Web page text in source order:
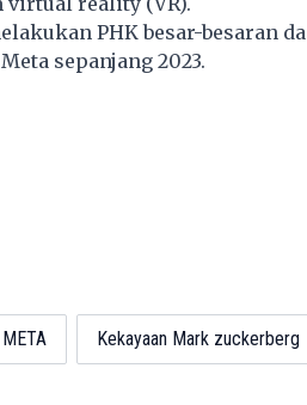
PHK besar-besaran
sepanjang 2023.
META Kekayaan Mark zuckerberg